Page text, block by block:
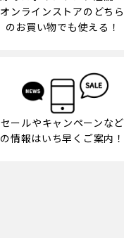
オンラインストアのどちら
のお買い物でも使える！
セールやキャンペーンなど
の情報はいち早くご案内！